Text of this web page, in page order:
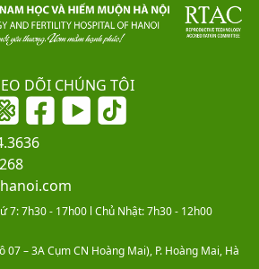
DÕI CHÚNG TÔI
7: 7h30 - 17h00 l Chủ Nhật: 7h30 - 12h00
07 – 3A Cụm CN Hoàng Mai), P. Hoàng Mai, Hà